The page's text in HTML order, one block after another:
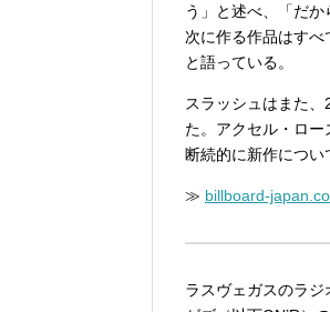
う」と述べ、「だ
次に作る作品はすべ
と語っている。
スラッシュはまた
た。アクセル・ロー
断続的に新作につい
≫ billboard-
ラスヴェガスのラ